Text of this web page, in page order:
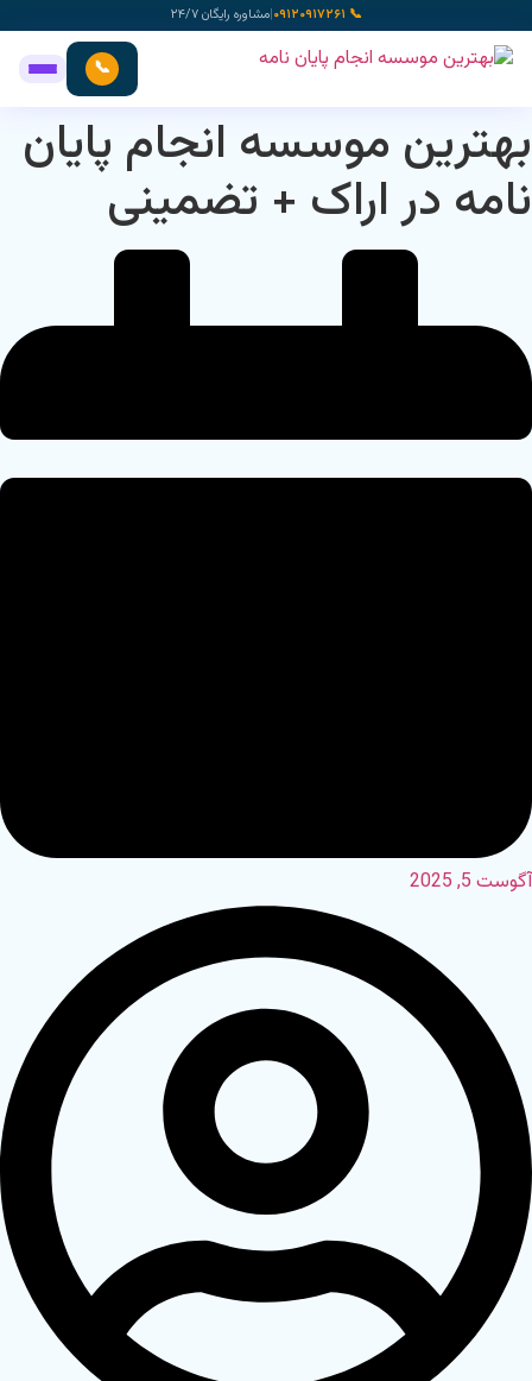
به
محتوا
📞 ۰۹۱۲۰۹۱۷۲۶۱ |مشاوره رایگان ۲۴/۷
📞
بهترین موسسه انجام پایان
نامه در اراک + تضمینی
آگوست 5, 2025